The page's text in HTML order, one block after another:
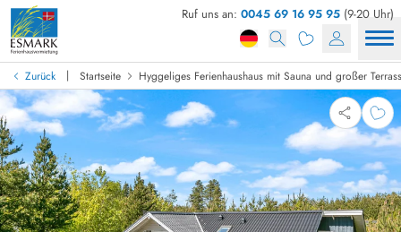
Ruf uns an: 0045 69 16 95 95 (9-20 Uhr)
Zurück | Startseite Hyggeliges Ferienhaushaus mit Sauna und großer